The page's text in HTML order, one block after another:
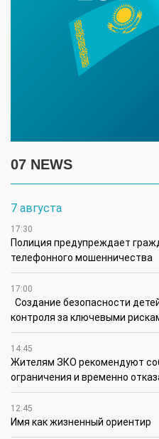
07 NEWS
7 августа
17:30
Полиция предупреждает
телефонного мошенничества
17:00
Создание безопасности
контроля за ключевыми
14:45
Жителям ЗКО рекомендуют
ограничения и временно
12:45
Имя как жизненный ориентир